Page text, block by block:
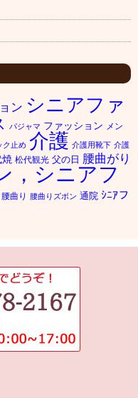
ン シニアファ
パジャマ ファッション メン
ク止め 介護 介護用靴下 介護
焼 松代観光 父の日 腰曲がり
，シニアフ
腰曲り 腰曲りズボン 通院 ｼﾆｱフ